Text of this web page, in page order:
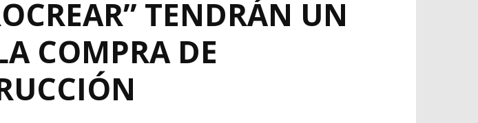
TENDRÁN UN
COMPRA DE